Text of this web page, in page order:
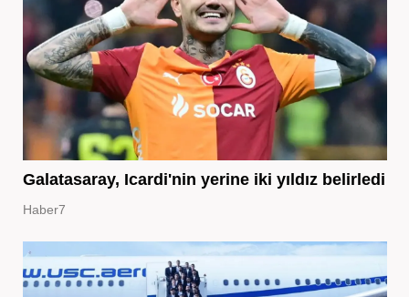
Galatasaray, Icardi'nin yerine iki yıldız belirledi
Haber7